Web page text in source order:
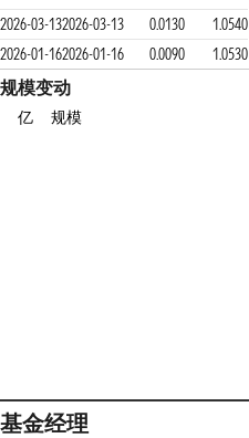
2026-03-132026-03-13 0.0130
1.0540
2026-01-162026-01-16 0.0090 1.0530
规模变动
亿
规模
基金经理